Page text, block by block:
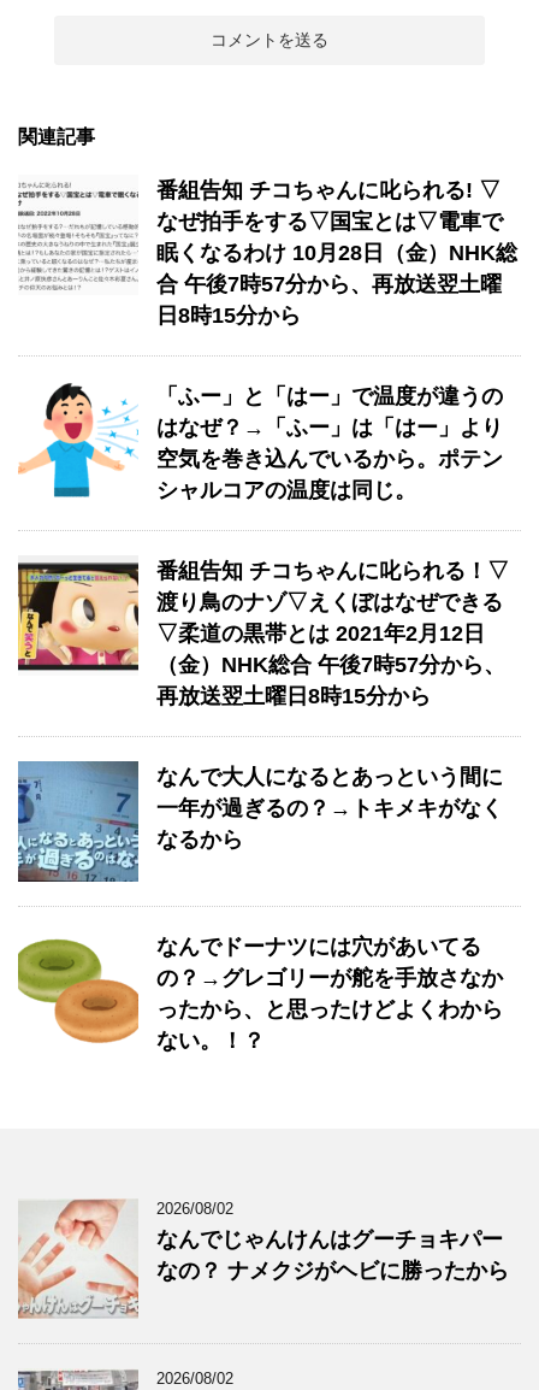
関連記事
番組告知 チコちゃんに叱られる! ▽
なぜ拍手をする▽国宝とは▽電車で
眠くなるわけ 10月28日（金）NHK総
合 午後7時57分から、再放送翌土曜
日8時15分から
「ふー」と「はー」で温度が違うの
はなぜ？→「ふー」は「はー」より
空気を巻き込んでいるから。ポテン
シャルコアの温度は同じ。
番組告知 チコちゃんに叱られる！▽
渡り鳥のナゾ▽えくぼはなぜできる
▽柔道の黒帯とは 2021年2月12日
（金）NHK総合 午後7時57分から、
再放送翌土曜日8時15分から
なんで大人になるとあっという間に
一年が過ぎるの？→トキメキがなく
なるから
なんでドーナツには穴があいてる
の？→グレゴリーが舵を手放さなか
ったから、と思ったけどよくわから
ない。！？
2026/08/02
なんでじゃんけんはグーチョキパー
なの？ ナメクジがヘビに勝ったから
2026/08/02